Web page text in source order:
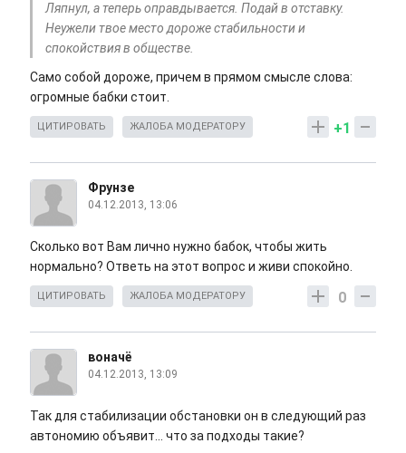
Ляпнул, а теперь оправдывается. Подай в отставку.
Неужели твое место дороже стабильности и
спокойствия в обществе.
Само собой дороже, причем в прямом смысле слова:
огромные бабки стоит.
+1
ЦИТИРОВАТЬ ЖАЛОБА МОДЕРАТОРУ
Фрунзе
04.12.2013, 13:06
Сколько вот Вам лично нужно бабок, чтобы жить
нормально? Ответь на этот вопрос и живи спокойно.
0
ЦИТИРОВАТЬ ЖАЛОБА МОДЕРАТОРУ
воначё
04.12.2013, 13:09
Так для стабилизации обстановки он в следующий раз
автономию объявит... что за подходы такие?